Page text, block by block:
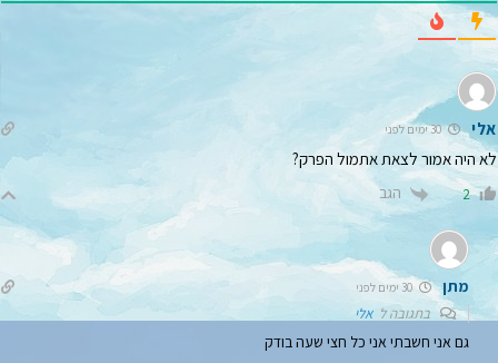
אלי 30 ימים לפני
לא היה אמור לצאת אתמול הפרק?
2 הגב
מתן 30 ימים לפני
בתגובה לאלי
גם אני חשבתי אני כל חצי שעה בודק